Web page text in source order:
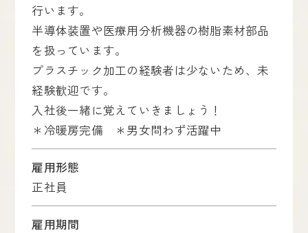
行います。
半導体装置や医療用分析機器の樹脂素材部品
を扱っています。
プラスチック加工の経験者は少ないため、未
経験歓迎です。
入社後一緒に覚えていきましょう！
＊冷暖房完備 ＊男女問わず活躍中
雇用形態
正社員
雇用期間